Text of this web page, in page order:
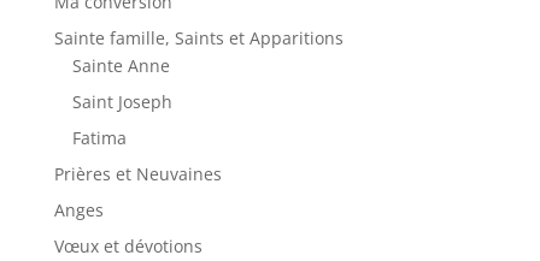
Sainte famille, Saints et Apparitions
Sainte Anne
Saint Joseph
Fatima
Prières et Neuvaines
Anges
Vœux et dévotions